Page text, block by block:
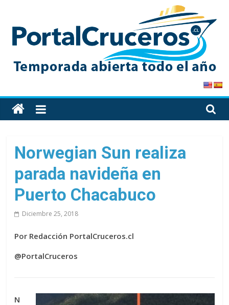
content
PortalCruceros
Toda
la
de
cruceros
en
un
solo
Norwegian Sun realiza
parada navideña en
Puerto Chacabuco
Diciembre 25, 2018
Por Redacción PortalCruceros.cl
@PortalCruceros
N